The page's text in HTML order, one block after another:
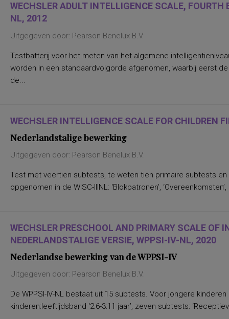
WECHSLER ADULT INTELLIGENCE SCALE,
NL, 2012
Uitgegeven door: Pearson Benelux B.V.
Testbatterij voor het meten van het algemene
worden in een standaardvolgorde afgenomen, waarbij eerst
de...
WECHSLER INTELLIGENCE SCALE FOR CHILDREN
Nederlandstalige bewerking
Uitgegeven door: Pearson Benelux B.V.
Test met veertien subtests, te weten tien primaire subtests
opgenomen in de WISC-IIINL: ‘Blokpatronen’,
WECHSLER PRESCHOOL AND PRIMARY SCALE OF
NEDERLANDSTALIGE VERSIE, WPPSI-IV-NL, 2020
Nederlandse bewerking van de WPPSI-IV
Uitgegeven door: Pearson Benelux B.V.
De WPPSI-IV-NL bestaat uit 15 subtests. Voor jongere
kinderen:leeftijdsband ‘2:6-3:11 jaar’, zeven subtests: